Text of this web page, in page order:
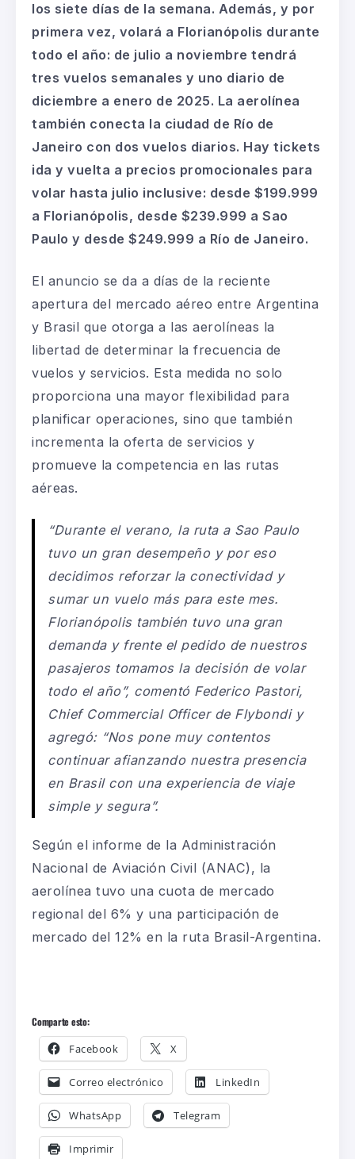
los siete días de la semana. Además, y por
primera vez, volará a Florianópolis durante
todo el año: de julio a noviembre tendrá
tres vuelos semanales y uno diario de
diciembre a enero de 2025. La aerolínea
también conecta la ciudad de Río de
Janeiro con dos vuelos diarios. Hay tickets
ida y vuelta a precios promocionales para
volar hasta julio inclusive: desde $199.999
a Florianópolis, desde $239.999 a Sao
Paulo y desde $249.999 a Río de Janeiro.
El anuncio se da a días de la reciente
apertura del mercado aéreo entre Argentina
y Brasil que otorga a las aerolíneas la
libertad de determinar la frecuencia de
vuelos y servicios. Esta medida no solo
proporciona una mayor flexibilidad para
planificar operaciones, sino que también
incrementa la oferta de servicios y
promueve la competencia en las rutas
aéreas.
“Durante el verano, la ruta a Sao Paulo
tuvo un gran desempeño y por eso
decidimos reforzar la conectividad y
sumar un vuelo más para este mes.
Florianópolis también tuvo una gran
demanda y frente el pedido de nuestros
pasajeros tomamos la decisión de volar
todo el año”, comentó Federico Pastori,
Chief Commercial Officer de Flybondi y
agregó: “Nos pone muy contentos
continuar afianzando nuestra presencia
en Brasil con una experiencia de viaje
simple y segura”.
Según el informe de la Administración
Nacional de Aviación Civil (ANAC), la
aerolínea tuvo una cuota de mercado
regional del 6% y una participación de
mercado del 12% en la ruta Brasil-Argentina.
Comparte esto:
Facebook X
Correo electrónico LinkedIn
WhatsApp Telegram
Imprimir